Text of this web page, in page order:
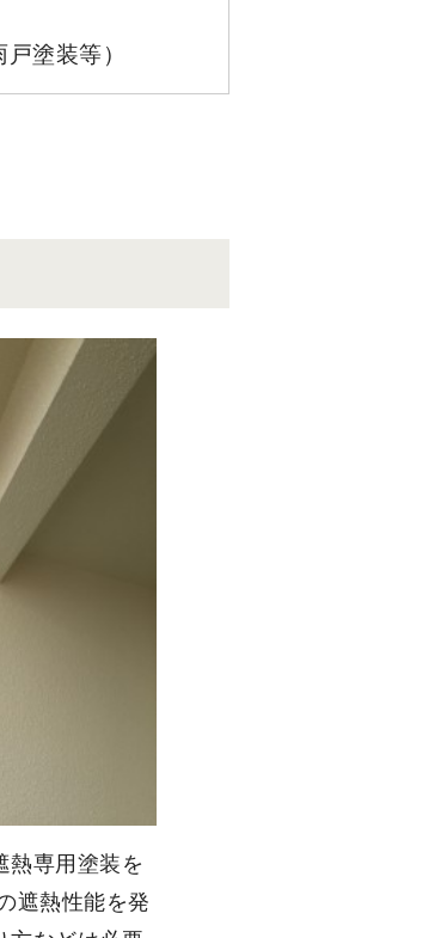
塗装等）
熱専用塗装を
遮熱性能を発